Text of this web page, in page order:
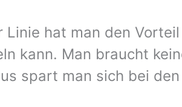
Linie hat man den
kann. Man braucht
spart man sich bei